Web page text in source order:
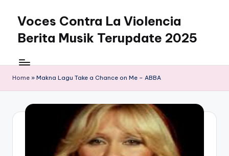
content
Voces Contra La Violencia
Berita Musik Terupdate 2025
Home » Makna Lagu Take a Chance on Me – ABBA